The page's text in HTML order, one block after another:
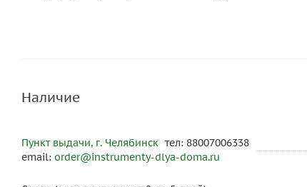
Наличие
Пункт выдачи, г. Челябинск тел: 88007006338
email: order@instrumenty-dlya-doma.ru